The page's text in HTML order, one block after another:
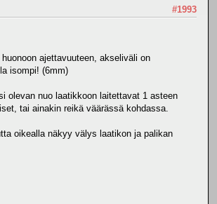
#1993
ajettavuuteen, akseliväli on
isompi! (6mm)
olevan nuo laatikkoon laitettavat 1 asteen
tai ainakin reikä väärässä kohdassa.
oikealla näkyy välys laatikon ja palikan